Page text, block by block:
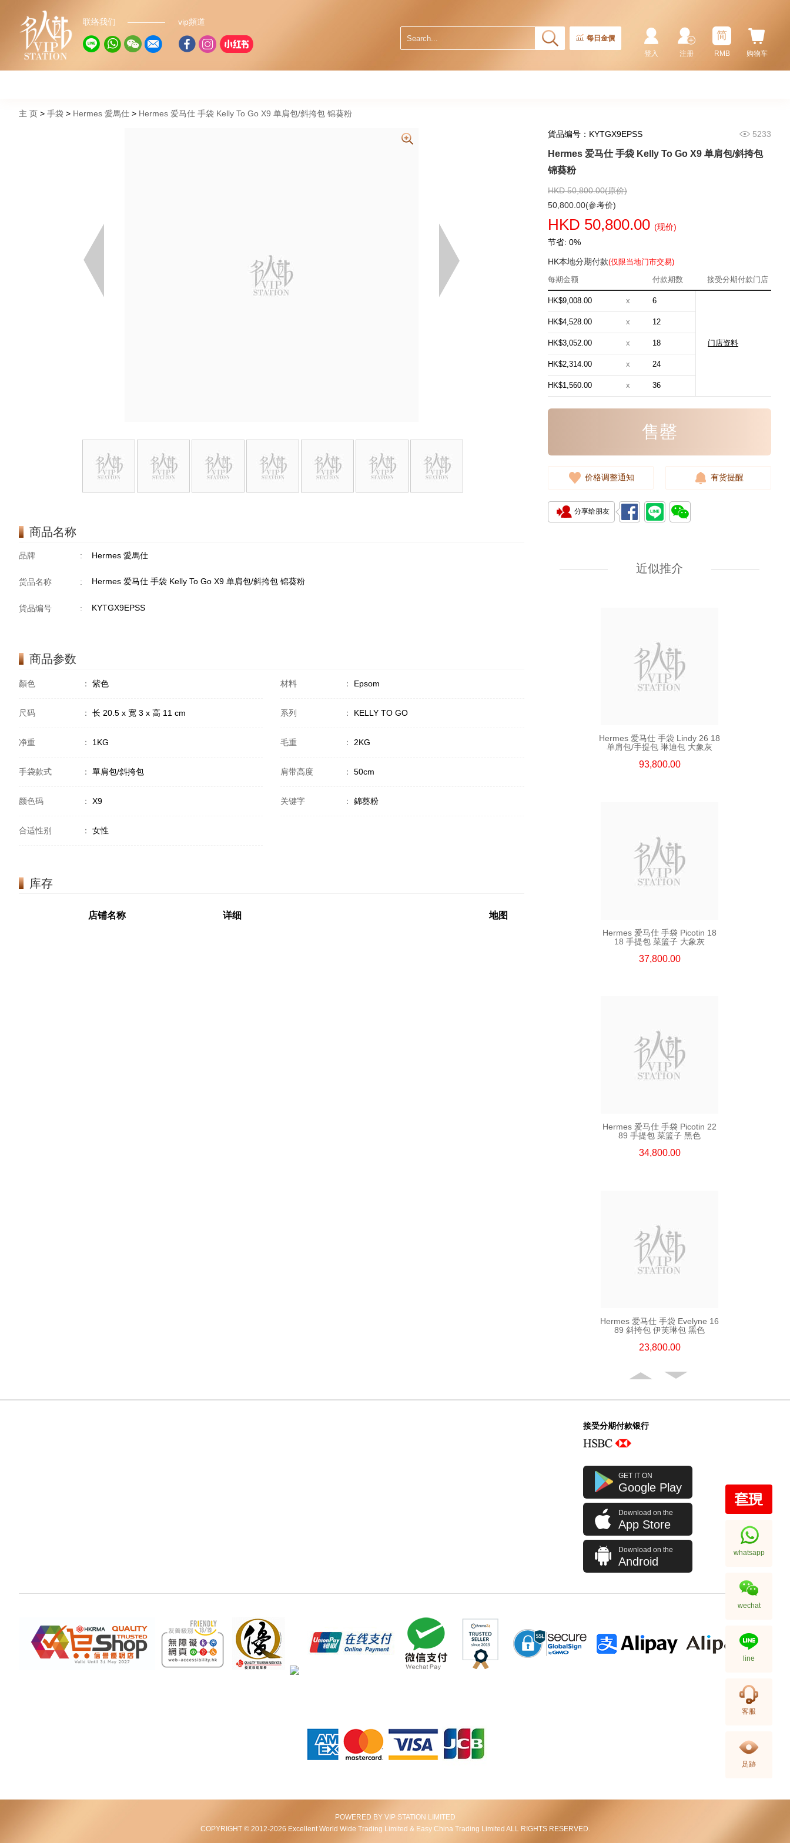
联络我们 vip頻道
每日金價
购物车
简
RMB
注册
登入
主 页 手袋 Hermes 愛馬仕 Hermes 爱马仕 手袋 Kelly To Go X9 单肩包/斜挎包 锦葵粉
商品名称
品牌 : Hermes 愛馬仕
货品名称 : Hermes 爱马仕 手袋 Kelly To Go X9 单肩包/斜挎包 锦葵粉
貨品编号 : KYTGX9EPSS
商品参数
顏色 ： 紫色 材料 ： Epsom
尺码 ： 长 20.5 x 宽 3 x 高 11 cm 系列 ： KELLY TO GO
净重 ： 1KG 毛重 ： 2KG
手袋款式 ： 單肩包/斜挎包 肩带高度 ： 50cm
颜色码 ： X9 关键字 ： 錦葵粉
合适性别 ： 女性
库存
店铺名称 详细 地图
貨品编号：KYTGX9EPSS 5233
Hermes 爱马仕 手袋 Kelly To Go X9 单肩包/斜挎包
锦葵粉
HKD 50,800.00(原价)
50,800.00(参考价)
HKD 50,800.00 (现价)
节省: 0%
HK本地分期付款(仅限当地门市交易)
每期金额
付款期数 接受分期付款门店
HK$9,008.00 x 6
门店资料
HK$4,528.00 x 12
HK$3,052.00 x 18
HK$2,314.00 x 24
HK$1,560.00 x 36
售罄
价格调整通知 有货提醒
分享给朋友
近似推介
Hermes 爱马仕 手袋 Picotin 18
Hermes 爱马仕 手袋 Evelyne 16
24,800.00
55,800.00
Hermes 爱马仕 手袋 Lindy 26 18
单肩包/手提包 琳迪包 大象灰
93,800.00
Hermes 爱马仕 手袋 Picotin 18
18 手提包 菜篮子 大象灰
37,800.00
Hermes 爱马仕 手袋 Picotin 22
89 手提包 菜篮子 黑色
34,800.00
Hermes 爱马仕 手袋 Evelyne 16
89 斜挎包 伊芙琳包 黑色
23,800.00
Hermes 爱马仕 手袋 Evelyne 29
89 斜挎包 伊芙琳包 黑色
32,800.00
接受分期付款银行
GET IT ON
Google Play
Download on the
App Store
Download on the
Android
POWERED BY VIP STATION LIMITED
COPYRIGHT © 2012-2026 Excellent World Wide Trading Limited & Easy China Trading Limited ALL RIGHTS RESERVED.
whatsapp
wechat
line
客服
足跡